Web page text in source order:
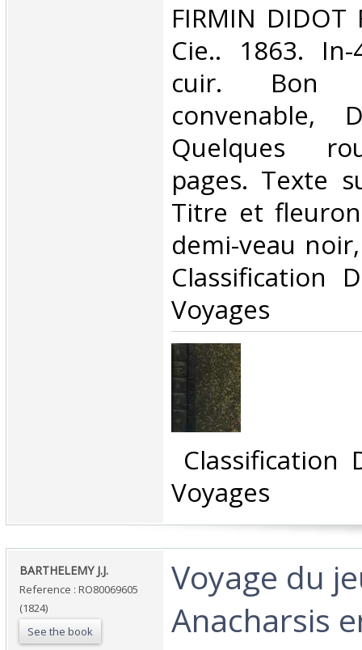
‎FIRMIN DIDOT
Cie.. 1863.
cuir. Bon
convenable,
Quelques
pages. Texte
Titre et
demi-veau
Classification
Voyages‎
Classification
Voyages‎
‎BARTHELEMY J.J.‎
Reference : RO80069605
(1824)
See the book
‎Voyage du
Anacharsis